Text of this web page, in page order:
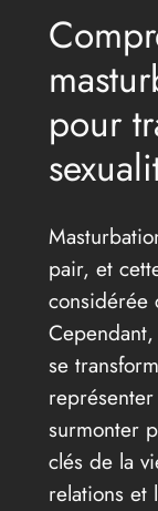
pour
pair, et
considérée
se
surmonter
clés de la
relations et